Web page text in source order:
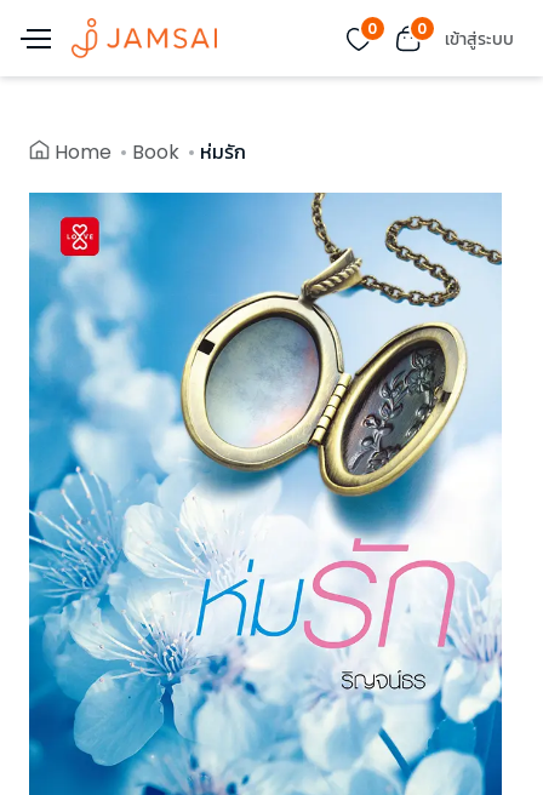
0 0 เข้าสู่ระบบ
Home Book ห่มรัก